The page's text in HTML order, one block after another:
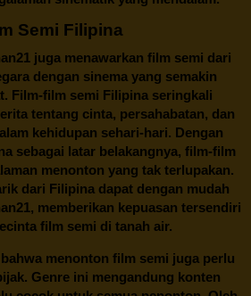
Semi Filipina
juga menawarkan film semi dari
dengan sinema yang semakin
Film-film semi Filipina seringkali
tentang cinta, persahabatan, dan
kehidupan sehari-hari. Dengan
sebagai latar belakangnya, film-film
menonton yang tak terlupakan.
dari Filipina dapat dengan mudah
, memberikan kepuasan tersendiri
film semi di tanah air.
menonton film semi juga perlu
Genre ini mengandung konten